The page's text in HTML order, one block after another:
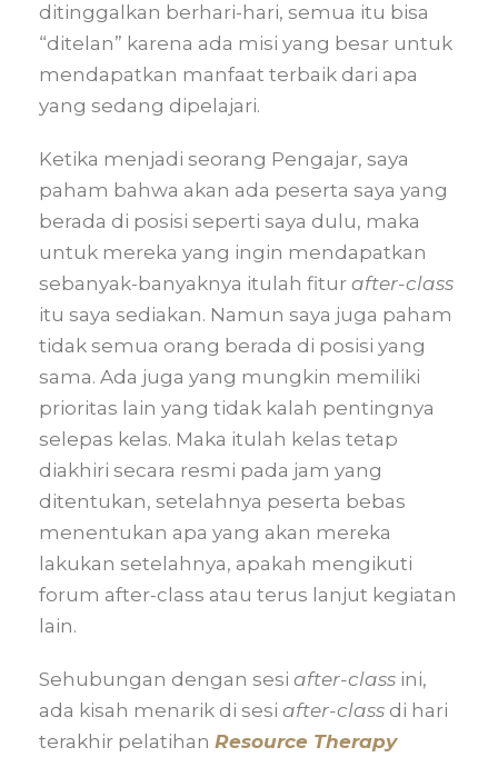
ditinggalkan berhari-hari, semua itu bisa
“ditelan” karena ada misi yang besar untuk
mendapatkan manfaat terbaik dari apa
yang sedang dipelajari.
Ketika menjadi seorang Pengajar, saya
paham bahwa akan ada peserta saya yang
berada di posisi seperti saya dulu, maka
untuk mereka yang ingin mendapatkan
sebanyak-banyaknya itulah fitur after-class
itu saya sediakan. Namun saya juga paham
tidak semua orang berada di posisi yang
sama. Ada juga yang mungkin memiliki
prioritas lain yang tidak kalah pentingnya
selepas kelas. Maka itulah kelas tetap
diakhiri secara resmi pada jam yang
ditentukan, setelahnya peserta bebas
menentukan apa yang akan mereka
lakukan setelahnya, apakah mengikuti
forum after-class atau terus lanjut kegiatan
lain.
Sehubungan dengan sesi after-class ini,
ada kisah menarik di sesi after-class di hari
terakhir pelatihan Resource Therapy